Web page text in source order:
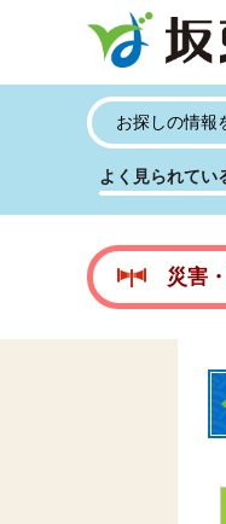
よく見られてい
災害